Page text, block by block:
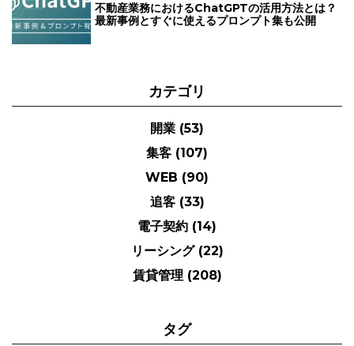
不動産業務におけるChatGPTの活用方法とは？
最新事例とすぐに使えるプロンプト集も公開
カテゴリ
開業 (53)
集客 (107)
WEB (90)
追客 (33)
電子契約 (14)
リーシング (22)
賃貸管理 (208)
タグ